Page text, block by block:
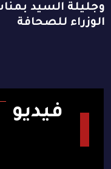
وجليلة السيد
الوزراء للصحافة
فيديو